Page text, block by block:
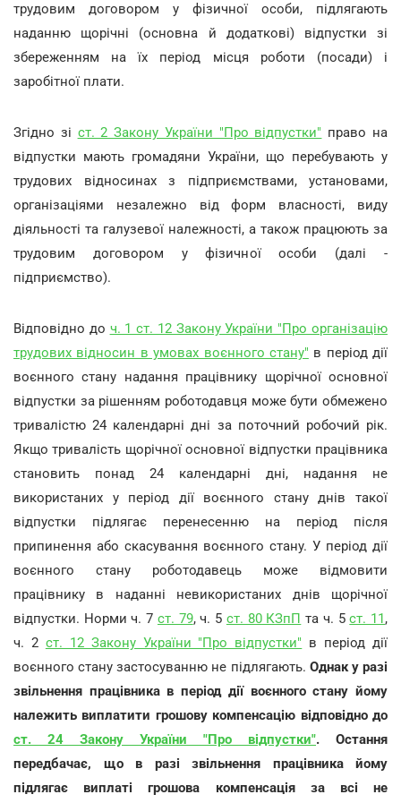
трудовим договором у фізичної особи, підлягають
наданню щорічні (основна й додаткові) відпустки зі
збереженням на їх період місця роботи (посади) і
заробітної плати.
Згідно зі ст. 2 Закону України "Про відпустки" право на
відпустки мають громадяни України, що перебувають у
трудових відносинах з підприємствами, установами,
організаціями незалежно від форм власності, виду
діяльності та галузевої належності, а також працюють за
трудовим договором у фізичної особи (далі -
підприємство).
Відповідно до ч. 1 ст. 12 Закону України "Про організацію
трудових відносин в умовах воєнного стану" в період дії
воєнного стану надання працівнику щорічної основної
відпустки за рішенням роботодавця може бути обмежено
тривалістю 24 календарні дні за поточний робочий рік.
Якщо тривалість щорічної основної відпустки працівника
становить понад 24 календарні дні, надання не
використаних у період дії воєнного стану днів такої
відпустки підлягає перенесенню на період після
припинення або скасування воєнного стану. У період дії
воєнного стану роботодавець може відмовити
працівнику в наданні невикористаних днів щорічної
відпустки. Норми ч. 7 ст. 79, ч. 5 ст. 80 КЗпП та ч. 5ст. 11,
ч. 2 ст. 12 Закону України "Про відпустки" в період дії
воєнного стану застосуванню не підлягають. Однак у разі
звільнення працівника в період дії воєнного стану йому
належить виплатити грошову компенсацію відповідно до
ст. 24 Закону України "Про відпустки". Остання
передбачає, що в разі звільнення працівника йому
підлягає виплаті грошова компенсація за всі не